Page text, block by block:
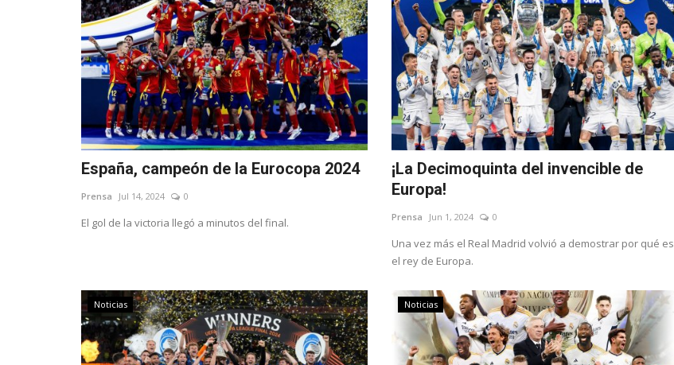
España, campeón de la Eurocopa 2024
Prensa Jul 14, 2024 0
El gol de la victoria llegó a minutos del final.
¡La Decimoquinta del invencible de
Europa!
Prensa Jun 1, 2024 0
Una vez más el Real Madrid volvió a demostrar por qué es
el rey de Europa.
Noticias Noticias